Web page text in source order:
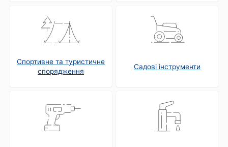
Спортивне та туристичне
спорядження
Садові інструменти